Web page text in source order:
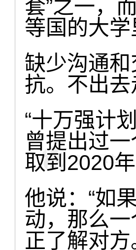
套”之一，
等国的大学
缺少沟通
抗。不出去
“十万强计
曾提出过
取到2020
他说：“如
动，那么
正了解对方